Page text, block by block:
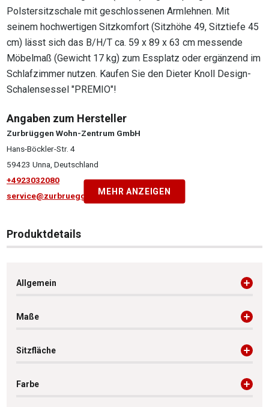
Polstersitzschale mit geschlossenen Armlehnen. Mit
seinem hochwertigen Sitzkomfort (Sitzhöhe 49, Sitztiefe 45
cm) lässt sich das B/H/T ca. 59 x 89 x 63 cm messende
Möbelmaß (Gewicht 17 kg) zum Essplatz oder ergänzend im
Schlafzimmer nutzen. Kaufen Sie den Dieter Knoll Design-
Schalensessel "PREMIO"!
Angaben zum Hersteller
Zurbrüggen Wohn-Zentrum GmbH
Hans-Böckler-Str. 4
59423 Unna, Deutschland
+4923032080
service@zurbrueggen.deMEHR ANZEIGEN
Produktdetails
Allgemein
Maße
Sitzfläche
Farbe